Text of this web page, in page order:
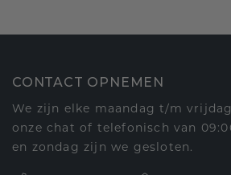
CONTACT OPNEMEN
We zijn elke maandag t/m
onze chat of telefonisch van
en zondag zijn we gesloten.